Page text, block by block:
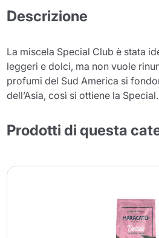
Descrizione
La miscela Special Club è stata
leggeri e dolci, ma non vuole
profumi del Sud America si
dell’Asia, così si ottiene la Special.
Prodotti di questa